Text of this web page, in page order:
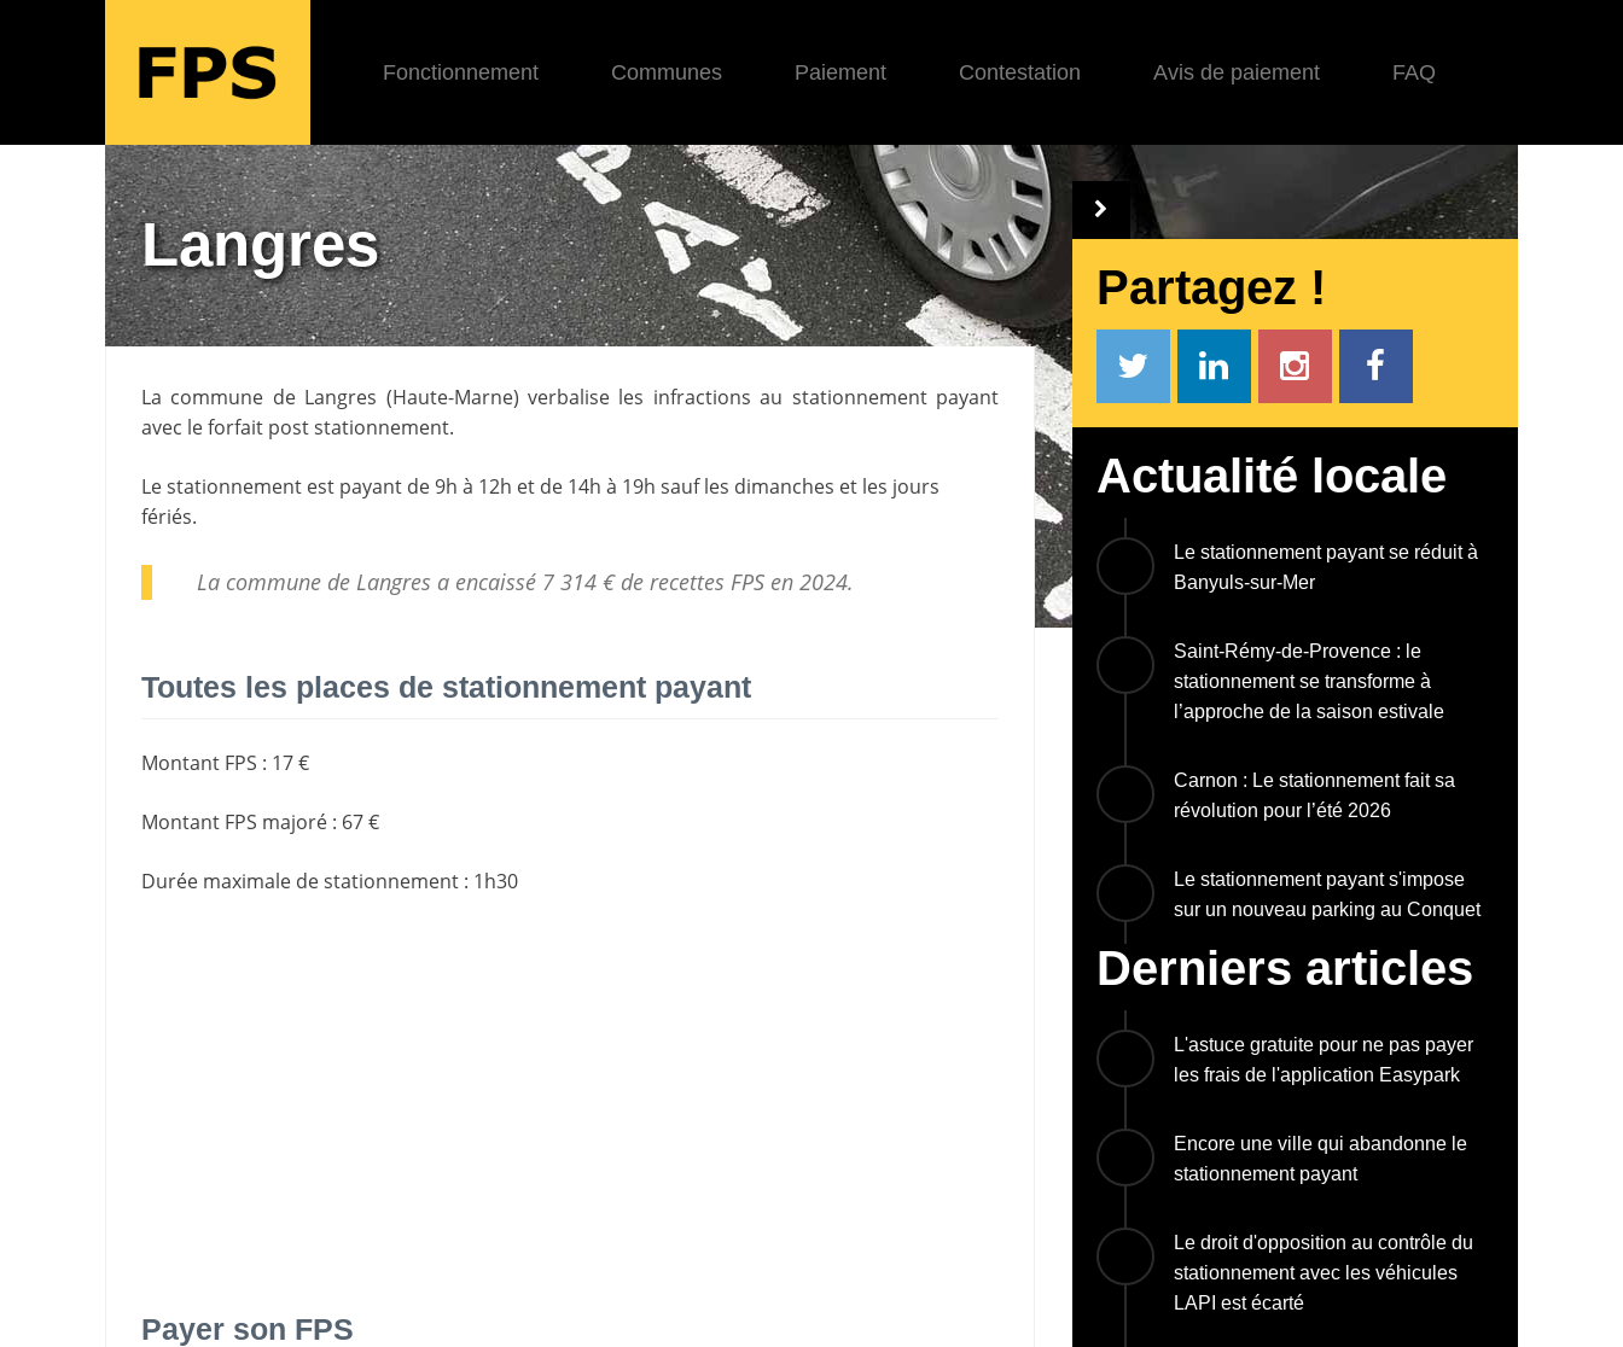
Fonctionnement Communes Paiement Contestation Avis de paiement FAQ
Langres
La commune de Langres (Haute-Marne) verbalise les infractions au stationnement payant
avec le forfait post stationnement.
Le stationnement est payant de 9h à 12h et de 14h à 19h sauf les dimanches et les jours
fériés.
La commune de Langres a encaissé 7 314 € de recettes FPSen 2024.
Toutes les places de stationnement payant
Montant FPS : 17 €
Montant FPS majoré : 67 €
Durée maximale de stationnement : 1h30
Payer son FPS
Partagez !
Actualité locale
Le stationnement payant se réduit à
Banyuls-sur-Mer
Saint-Rémy-de-Provence : le
stationnement se transforme à
l’approche de la saison estivale
Carnon : Le stationnement fait sa
révolution pour l’été 2026
Le stationnement payant s'impose
sur un nouveau parking au Conquet
Derniers articles
L'astuce gratuite pour ne pas payer
les frais de l'application Easypark
Encore une ville qui abandonne le
stationnement payant
Le droit d'opposition au contrôle du
stationnement avec les véhicules
LAPI est écarté